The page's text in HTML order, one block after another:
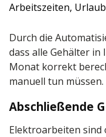
Arbeitszeiten,
Durch die
dass alle Gehälter
Monat korrekt
manuell tun müssen.
Abschließende
Elektroarbeiten sind